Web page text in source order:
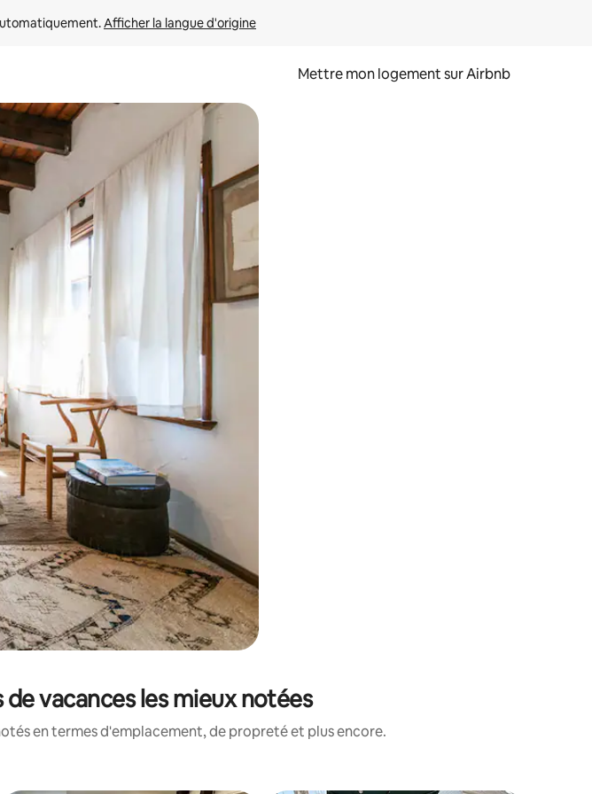
Afficher la langue d'origine
Mettre mon logement sur Airbnb
ou en appuyant et en faisant glisser.
vacances les mieux notées
en termes d'emplacement, de propreté et plus encore.